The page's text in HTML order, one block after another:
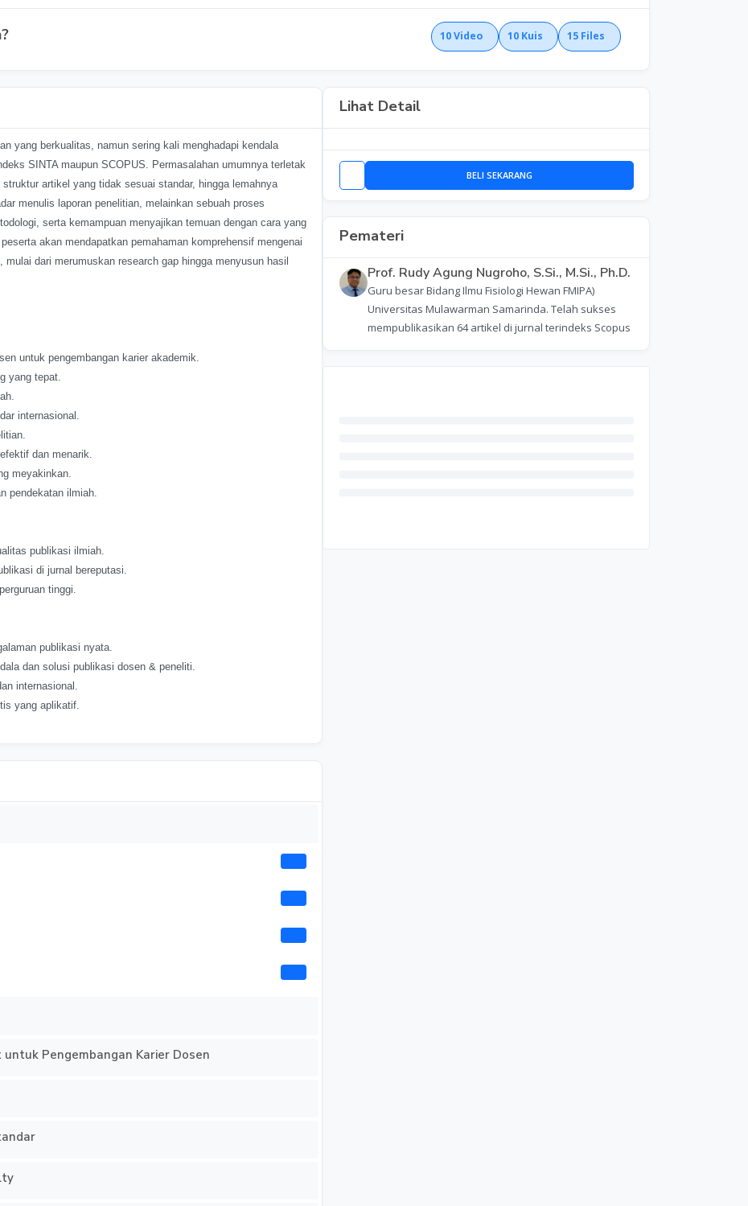
10Video 10 Kuis 15 Files
yang berkualitas, namun sering kali menghadapi kendala
SINTA maupun SCOPUS. Permasalahan umumnya terletak
artikel yang tidak sesuai standar, hingga lemahnya
menulis laporan penelitian, melainkan sebuah proses
serta kemampuan menyajikan temuan dengan cara yang
akan mendapatkan pemahaman komprehensif mengenai
dari merumuskan research gap hingga menyusun hasil
untuk pengembangan karier akademik.
yang tepat.
internasional.
dan menarik.
meyakinkan.
pendekatan ilmiah.
publikasi ilmiah.
di jurnal bereputasi.
tinggi.
publikasi nyata.
dan solusi publikasi dosen & peneliti.
internasional.
yang aplikatif.
Pengembangan Karier Dosen
Lihat Detail
BELI SEKARANG
Pemateri
Prof. Rudy Agung Nugroho, S.Si., M.Si., Ph.D.
Guru besar Bidang Ilmu Fisiologi Hewan FMIPA)
Universitas Mulawarman Samarinda. Telah sukses
mempublikasikan 64 artikel di jurnal terindeks Scopus